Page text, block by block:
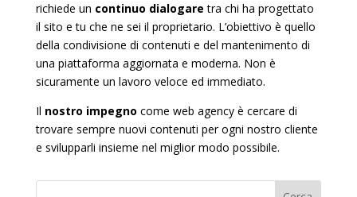
richiede un continuo dialogare tra chi ha progettato
il sito e tu che ne sei il proprietario. L’obiettivo è quello
della condivisione di contenuti e del mantenimento di
una piattaforma aggiornata e moderna. Non è
sicuramente un lavoro veloce ed immediato.
Il nostro impegno come web agency è cercare di
trovare sempre nuovi contenuti per ogni nostro cliente
e svilupparli insieme nel miglior modo possibile.